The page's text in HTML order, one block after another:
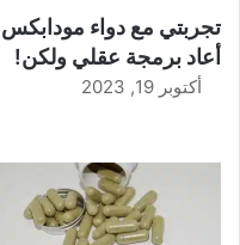
تجربتي مع دواء مودابكس |
أعاد برمجة عقلي ولكن!
أكتوبر 19, 2023